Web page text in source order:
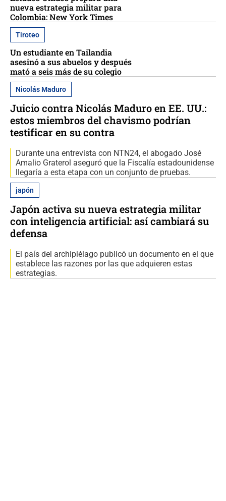
nueva estrategia militar para
Colombia: New York Times
Tiroteo
Un estudiante en Tailandia
asesinó a sus abuelos y después
mató a seis más de su colegio
Nicolás Maduro
Juicio contra Nicolás Maduro en EE. UU.:
estos miembros del chavismo podrían
testificar en su contra
Durante una entrevista con NTN24, el abogado José
Amalio Graterol aseguró que la Fiscalía estadounidense
llegaría a esta etapa con un conjunto de pruebas.
japón
Japón activa su nueva estrategia militar
con inteligencia artificial: así cambiará su
defensa
El país del archipiélago publicó un documento en el que
establece las razones por las que adquieren estas
estrategias.